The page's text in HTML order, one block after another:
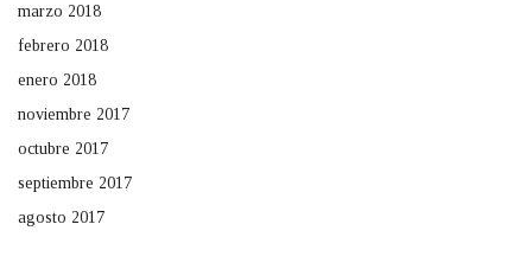
marzo 2018
febrero 2018
enero 2018
noviembre 2017
octubre 2017
septiembre 2017
agosto 2017